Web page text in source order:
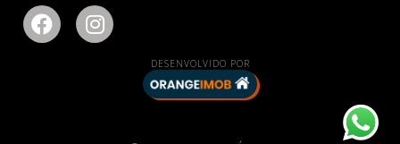
DESENVOLVIDO POR